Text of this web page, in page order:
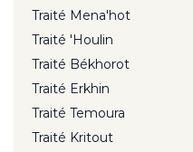
Traité Mena'hot
Traité 'Houlin
Traité Békhorot
Traité Erkhin
Traité Temoura
Traité Kritout